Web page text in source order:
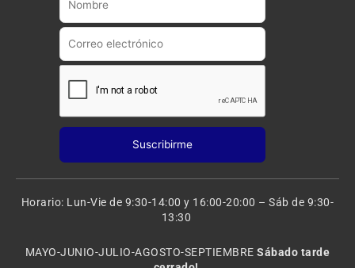
a
Horario: Lun-Vie de 9:30-14:00 y 16:00-20:00 – Sáb de 9:30-
13:30
MAYO-JUNIO-JULIO-AGOSTO-SEPTIEMBRESábado tarde